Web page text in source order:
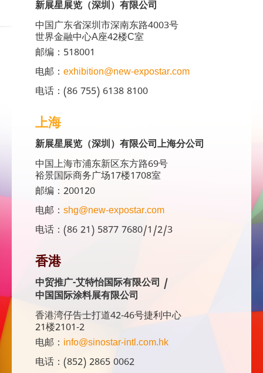
新展星展览（深圳）有限公司
中国广东省深圳市深南东路4003号
世界金融中心A座42楼C室
邮编：518001
电邮： exhibition@new-expostar.com
电话：(86 755) 6138 8100
上海
新展星展览（深圳）有限公司上海分公司
中国上海市浦东新区东方路69号
裕景国际商务广场17楼1708室
邮编：200120
电邮： shg@new-expostar.com
电话：(86 21) 5877 7680/1/2/3
香港
中贸推广-艾特怡国际有限公司 /
中国国际涂料展有限公司
香港湾仔告士打道42-46号捷利中心
21楼2101-2
电邮： info@sinostar-intl.com.hk
电话：(852) 2865 0062